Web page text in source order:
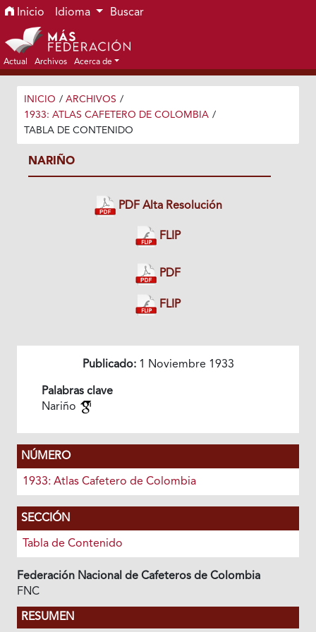
Ir al menú de navegación principal
Ir al contenido principal
Ir al pie de página del sitio
Inicio Idioma Buscar
Actual Archivos Acerca de
INICIO / ARCHIVOS /
1933: ATLAS CAFETERO DE COLOMBIA /
TABLA DE CONTENIDO
NARIÑO
PDF Alta Resolución
FLIP
PDF
FLIP
Publicado:1 Noviembre 1933
Palabras clave
Nariño
NÚMERO
1933: Atlas Cafetero de Colombia
SECCIÓN
Tabla de Contenido
Federación Nacional de Cafeteros de Colombia
FNC
RESUMEN